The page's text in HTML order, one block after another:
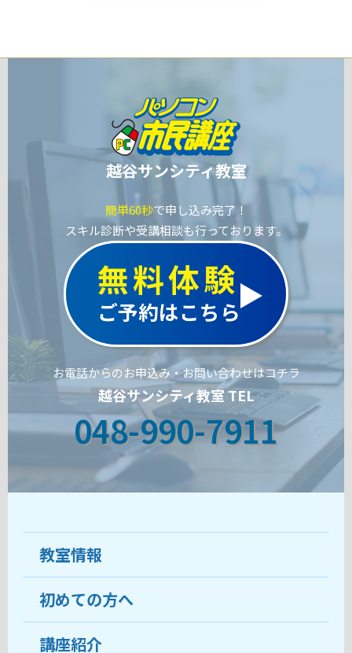
越谷サンシティ教室
簡単60秒で申し込み完了！
スキル診断や受講相談も行っております。
無料体験
ご予約はこちら
お電話からのお申込み・お問い合わせはコチラ
越谷サンシティ教室 TEL
048-990-7911
教室情報
教室について
受講生の声
初めての方へ
ココがおすすめ
講座紹介